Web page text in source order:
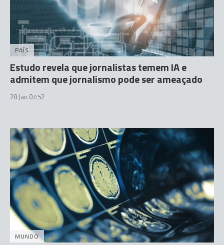
PAÍS
Estudo revela que jornalistas temem IA e
admitem que jornalismo pode ser ameaçado
28 Jan 07:52
MUNDO